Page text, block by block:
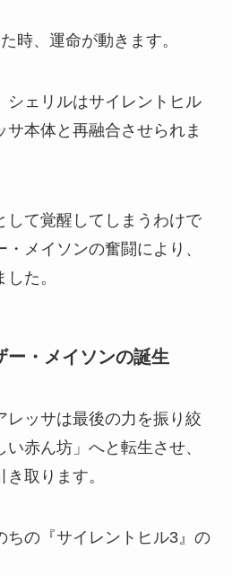
時、運命が動きます。
シェリルはサイレントヒル
本体と再融合させられま
して覚醒してしまうわけで
メイソンの奮闘により、
た。
・メイソンの誕生
レッサは最後の力を振り絞
赤ん坊」へと転生させ、
取ります。
ちの『サイレントヒル3』の